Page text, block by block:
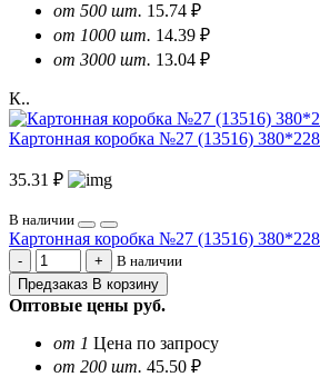
от 500 шт. 15.74 ₽
от 1000 шт. 14.39 ₽
от 3000 шт. 13.04 ₽
К..
Картонная коробка №27 (13516)
35.31 ₽
В наличии
Картонная коробка №27 (13516)
В наличии
Предзаказ В корзину
Оптовые цены руб.
от 1 Цена по запросу
от 200 шт. 45.50 ₽